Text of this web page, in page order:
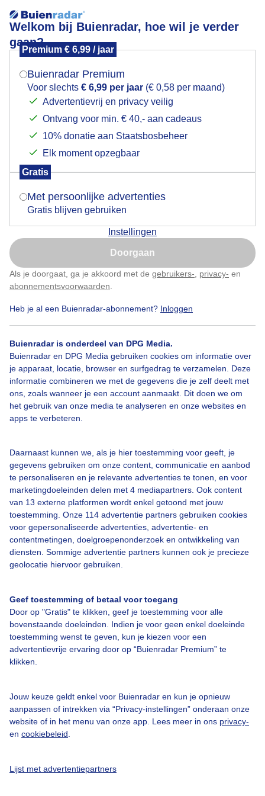
Welkom bij Buienradar, hoe wil je verder
gaan?
Premium € 6,99 / jaar
Buienradar Premium
Voor slechts € 6,99 per jaar (€ 0,58 per maand)
Advertentievrij en privacy veilig
Ontvang voor min. € 40,- aan cadeaus
10% donatie aan Staatsbosbeheer
Elk moment opzegbaar
Gratis
Met persoonlijke advertenties
Gratis blijven gebruiken
Instellingen
Doorgaan
Als je doorgaat, ga je akkoord met de gebruikers- privacy- en
abonnementsvoorwaarden
Heb je al een Buienradar-abonnement? Inloggen
Buienradar is onderdeel van DPG Media.
Buienradar en DPG Media gebruiken cookies om informatie over
je apparaat, locatie, browser en surfgedrag te verzamelen. Deze
informatie combineren we met de gegevens die je zelf deelt met
ons, zoals wanneer je een account aanmaakt. Dit doen we om
het gebruik van onze media te analyseren en onze websites en
apps te verbeteren.
Daarnaast kunnen we, als je hier toestemming voor geeft, je
gegevens gebruiken om onze content, communicatie en aanbod
te personaliseren en je relevante advertenties te tonen, en voor
marketingdoeleinden delen met 4 mediapartners. Ook content
van 13 externe platformen wordt enkel getoond met jouw
toestemming. Onze 114 advertentie partners gebruiken cookies
voor gepersonaliseerde advertenties, advertentie- en
contentmetingen, doelgroepenonderzoek en ontwikkeling van
diensten. Sommige advertentie partners kunnen ook je precieze
geolocatie hiervoor gebruiken.
Geef toestemming of betaal voor toegang
Door op "Gratis" te klikken, geef je toestemming voor alle
bovenstaande doeleinden. Indien je voor geen enkel doeleinde
toestemming wenst te geven, kun je kiezen voor een
advertentievrije ervaring door op “Buienradar Premium” te
klikken.
Jouw keuze geldt enkel voor Buienradar en kun je opnieuw
aanpassen of intrekken via “Privacy-instellingen” onderaan onze
website of in het menu van onze app. Lees meer in ons privacy-
en cookiebeleid
Lijst met advertentiepartners
Bewolkt vanmorgen
Bewolkt vanmorgen
Een moment geduld aub...
Over Buienradar
Bedrijfsgegevens
Veelgestelde vragen
Toegankelijkheid
Gebruikersvoorwaarden
Adverteren
Buienradar Team
Cookie beleid
Privacy instellingen
Gratis weerdata
@BuienradarNL
Mogen we je locatie gebruiken voor het
Indien je hier nog geen akkoord op hebt gegeven,
verschijnt er zo een pop-up uit je browser waarin
Is goed, toon de popup
Nu niet, misschien later
Klik hierom dit aan te passen